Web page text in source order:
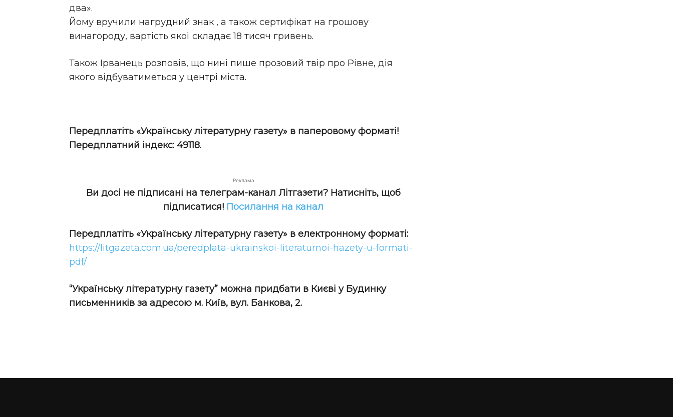
два».
Йому вручили нагрудний знак , а також сертифікат на грошову
винагороду, вартість якої складає 18 тисяч гривень.
Також Ірванець розповів, що нині пише прозовий твір про Рівне, дія
якого відбуватиметься у центрі міста.
Передплатіть «Українську літературну газету» в паперовому форматі!
Передплатний індекс: 49118.
Реклама
Ви досі не підписані на телеграм-канал Літгазети? Натисніть, щоб
підписатися! Посилання на канал
Передплатіть «Українську літературну газету» в електронному форматі:
https://litgazeta.com.ua/peredplata-ukrainskoi-literaturnoi-hazety-u-formati-
pdf/
“Українську літературну газету” можна придбати в Києві у Будинку
письменників за адресою м. Київ, вул. Банкова, 2.